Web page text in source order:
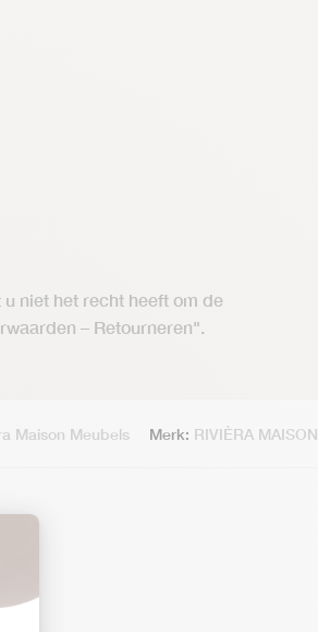
niet het recht heeft om de
– Retourneren".
Maison Meubels Merk: RIVIÈRA MAISON